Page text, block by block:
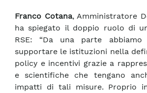
Franco Cotana, Amministratore
ha spiegato il doppio ruolo di
RSE: “Da una parte
supportare le istituzioni nella
policy e incentivi grazie a
e scientifiche che tengano
impatti di tali misure. Proprio